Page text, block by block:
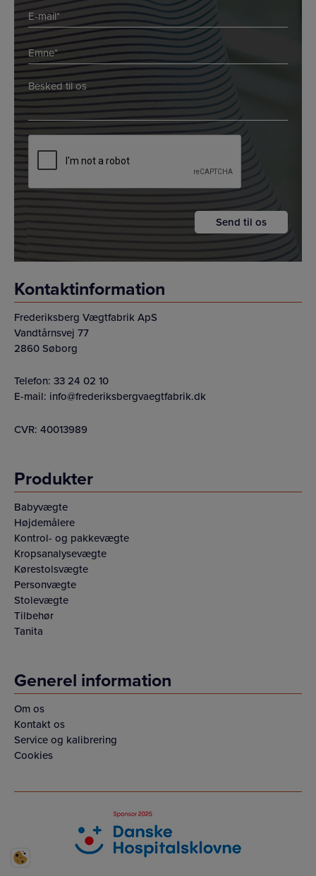
E-
mail
*
*
Emne
*
*
Besked
*
*
Kontaktinformation
Frederiksberg Vægtfabrik ApS
Vandtårnsvej 77
2860 Søborg
Telefon: 33 24 02 10
E-mail: info@frederiksbergvaegtfabrik.dk
CVR: 40013989
Produkter
Babyvægte
Højdemålere
Kontrol- og pakkevægte
Kropsanalysevægte
Kørestolsvægte
Personvægte
Stolevægte
Tilbehør
Tanita
Generel information
Om os
Kontakt os
Service og kalibrering
Cookies